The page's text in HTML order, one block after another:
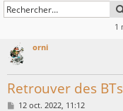
1
orni
Retrouver des
M12 oct. 2022, 11:12